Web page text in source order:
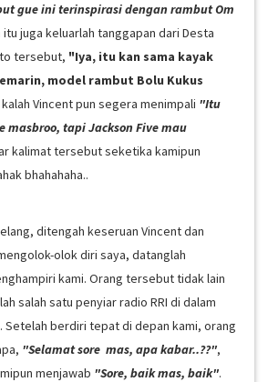
gue ini terinspirasi dengan rambut Om
itu juga keluarlah tanggapan dari Desta
tersebut, "Iya, itu kan sama kayak
model rambut Bolu Kukus
Vincent pun segera menimpali "Itu
masbroo, tapi Jackson Five mau
kalimat tersebut seketika kamipun
bhahahaha..
ditengah keseruan Vincent dan
olok diri saya, datanglah
kami. Orang tersebut tidak lain
salah satu penyiar radio RRI di dalam
Setelah berdiri tepat di depan kami, orang
"Selamat sore mas, apa kabar..??",
menjawab "Sore, baik mas, baik".